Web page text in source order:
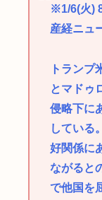
※1/6(火)
産経ニュ
トランプ
とマドゥ
侵略下に
している
好関係に
ながると
で他国を